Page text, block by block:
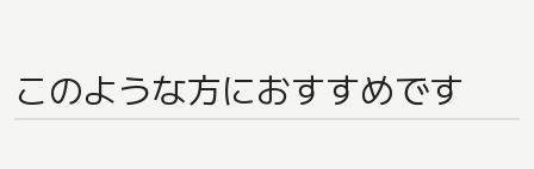
このような方におすすめです